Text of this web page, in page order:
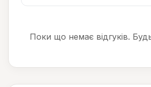
Поки що немає відгуків.